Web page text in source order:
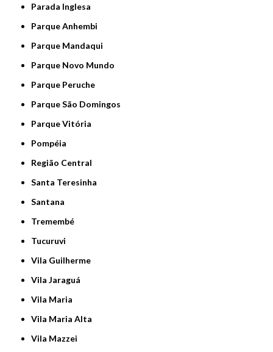
Parada Inglesa
Parque Anhembi
Parque Mandaqui
Parque Novo Mundo
Parque Peruche
Parque São Domingos
Parque Vitória
Pompéia
Região Central
Santa Teresinha
Santana
Tremembé
Tucuruvi
Vila Guilherme
Vila Jaraguá
Vila Maria
Vila Maria Alta
Vila Mazzei